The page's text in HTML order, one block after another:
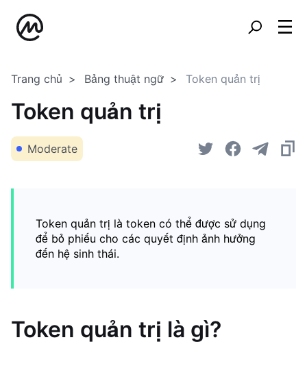
Trang chủ Bảng thuật ngữ Token quản trị
Token quản trị
Moderate
Token quản trị là token có thể được sử dụng
để bỏ phiếu cho các quyết định ảnh hưởng
đến hệ sinh thái.
Token quản trị là gì?